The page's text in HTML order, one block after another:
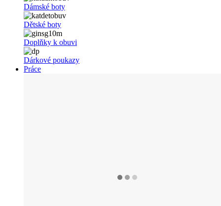
Dámské boty
Dětské boty
Doplňky k obuvi
Dárkové poukazy
Práce